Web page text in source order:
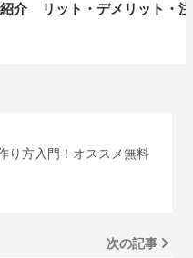
介
リット・デメリット・
り方入門！オススメ無料
次の記事